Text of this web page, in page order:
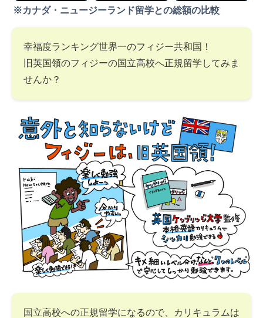
※カナダ・ニュージーランド留学との総額の比較
幸福度ランキング世界一のフィジー共和国！
旧英国領のフィジーの国立高校へ正規留学してみま
せんか？
国立高校への正規留学になるので、カリキュラムは